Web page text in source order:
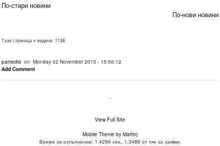
По-стари новини
По-нови новини
Тази страница е видяна: 1138
pamedia on Monday 02 November 2015 - 15:06:12
Add Comment
.
View Full Site
Mobile Theme by Martinj
Време за изпълнение: 1.4296 сек., 1.3486 от тях за заявки.